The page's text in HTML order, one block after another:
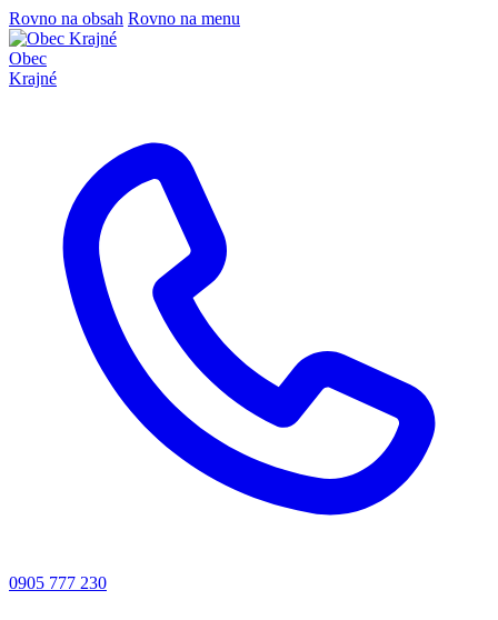
Rovno na obsah Rovno na menu
Obec
Krajné
0905 777 230